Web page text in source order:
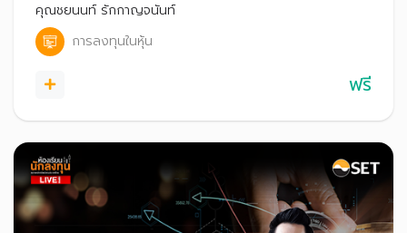
คุณชยนนท์ รักกาญจนันท์
การลงทุนในหุ้น
ฟรี